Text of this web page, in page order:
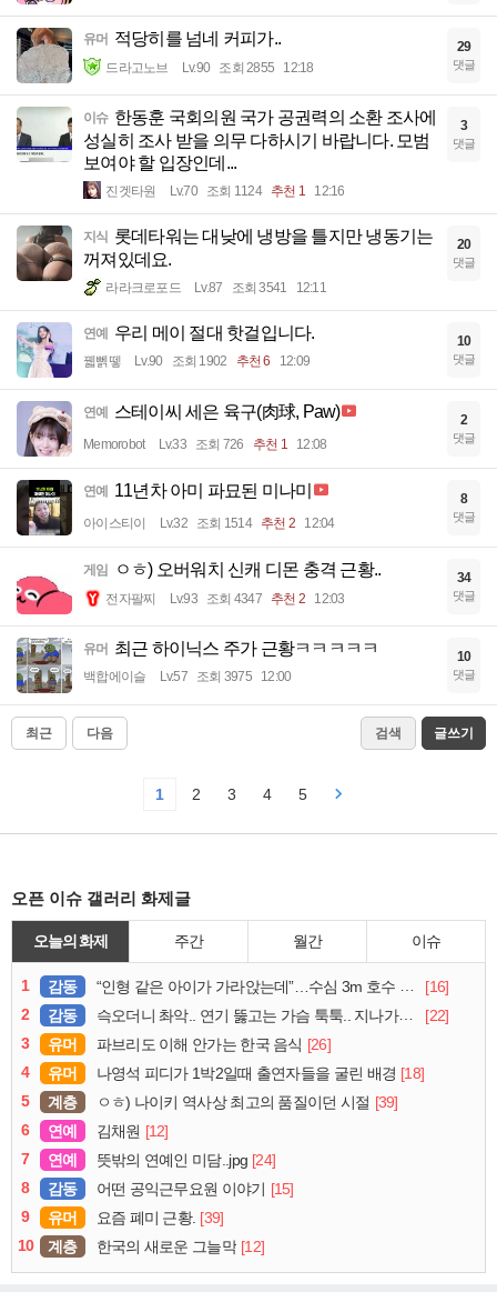
유머 적당히를 넘네 커피가..
드라고노브 Lv.90 조회 2855 12:18
29
댓글
이슈 한동훈 국회의원 국가 공권력의 소환 조사에
성실히 조사 받을 의무 다하시기 바랍니다. 모범
보여야 할 입장인데...
진겟타원 Lv.70 조회 1124 추천 1 12:16
3
댓글
지식
롯데타워는 대낮에 냉방을 틀지만 냉동기는
꺼져있데요.
라라크로포드 Lv.87 조회 3541 12:11
20
댓글
연예 우리 메이 절대 핫걸입니다.
꿻뻵뗗 Lv.90 조회 1902 추천 6 12:09
10
댓글
연예 스테이씨 세은 육구(肉球, Paw)
Memorobot Lv.33 조회 726 추천 1 12:08
2
댓글
연예 11년차 아미 파묘된 미나미
아이스티이 Lv.32 조회 1514 추천 2 12:04
8
댓글
게임 ㅇㅎ) 오버워치 신캐 디몬 충격 근황..
전자팔찌 Lv.93 조회 4347 추천 2 12:03
34
댓글
유머 최근 하이닉스 주가 근황ㅋㅋㅋㅋㅋ
백합에이슬 Lv.57 조회 3975 12:00
10
댓글
최근 다음 검색 글쓰기
1 2 3 4 5
오픈 이슈 갤러리 화제글
오늘의 화제 주간 월간 이슈
1 감동 “인형 같은 아이가 가라앉는데”…수심 3m 호수 뛰어든 60대 의인
[16]
2
감동 슥오더니 촤악.. 연기 뚫고는 가슴 툭툭.. 지나가던 아재의 정체
[22]
3
유머 파브리도 이해 안가는 한국 음식 [26]
4
유머 나영석 피디가 1박2일때 출연자들을 굴린 배경 [18]
5
계층 ㅇㅎ) 나이키 역사상 최고의 품질이던 시절 [39]
6
연예 김채원 [12]
7
연예 뜻밖의 연예인 미담..jpg [24]
8
감동 어떤 공익근무요원 이야기 [15]
9
유머 요즘 폐미 근황. [39]
10
계층 한국의 새로운 그늘막 [12]